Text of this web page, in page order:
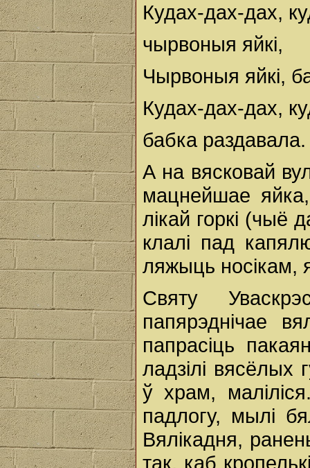
Кудах-дах-дах,
чырвоныя яйкі,
Чырвоныя яйкі,
Кудах-дах-дах,
бабка раздавала.
А на вясковай
мацнейшае
лікай горкі (чыё
клалі пад
ляжыць носікам,
Святу
папярэднічае
папрасіць
ладзілі вясёлых
ў храм,
падлогу, мылі
Вялікадня,
так, каб